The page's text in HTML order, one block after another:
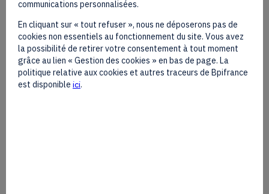
The
Work
communications personnalisées.
En cliquant sur « tout refuser », nous ne déposerons pas de
cookies non essentiels au fonctionnement du site. Vous avez
la possibilité de retirer votre consentement à tout moment
grâce au lien « Gestion des cookies » en bas de page. La
politique relative aux cookies et autres traceurs de Bpifrance
est disponible ici.